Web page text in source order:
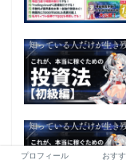
プロフィール おす